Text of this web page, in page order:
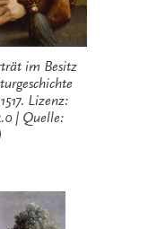
im Besitz
Lizenz:
| Quelle: